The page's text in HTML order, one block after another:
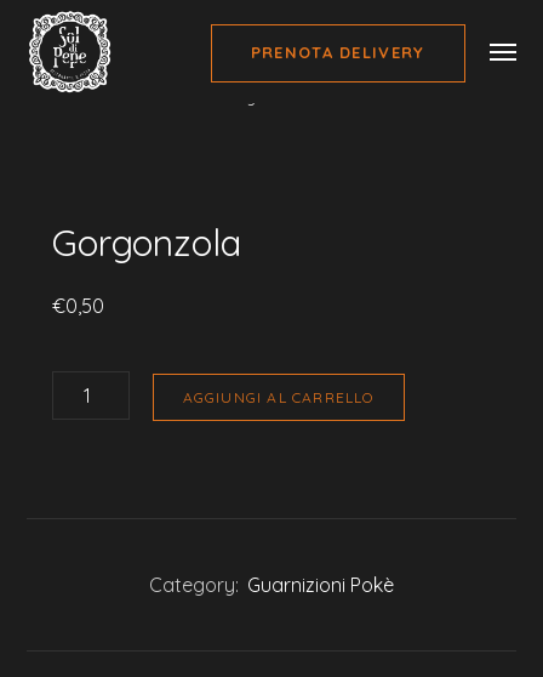
PRENOTA DELIVERY
Home
Gorgonzola
€0,50
QUANTITÀ AGGIUNGI AL CARRELLO
Category: Guarnizioni Pokè